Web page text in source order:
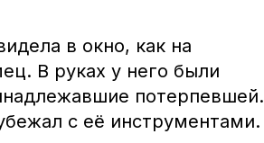
в окно, как на
В руках у него были
потерпевшей.
с её инструментами.